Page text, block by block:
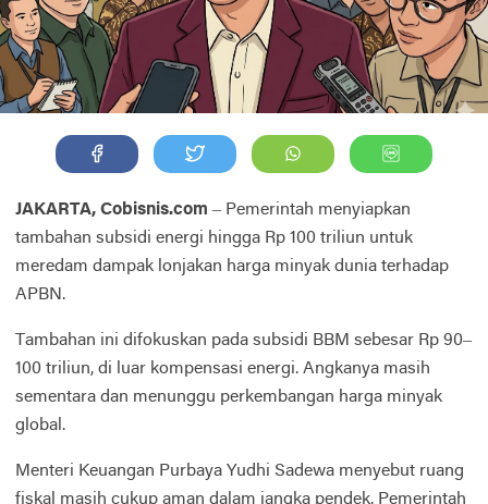
JAKARTA, Cobisnis.com – Pemerintah menyiapkan
tambahan subsidi energi hingga Rp 100 triliun untuk
meredam dampak lonjakan harga minyak dunia terhadap
APBN.
Tambahan ini difokuskan pada subsidi BBM sebesar Rp 90–
100 triliun, di luar kompensasi energi. Angkanya masih
sementara dan menunggu perkembangan harga minyak
global.
Menteri Keuangan Purbaya Yudhi Sadewa menyebut ruang
fiskal masih cukup aman dalam jangka pendek. Pemerintah